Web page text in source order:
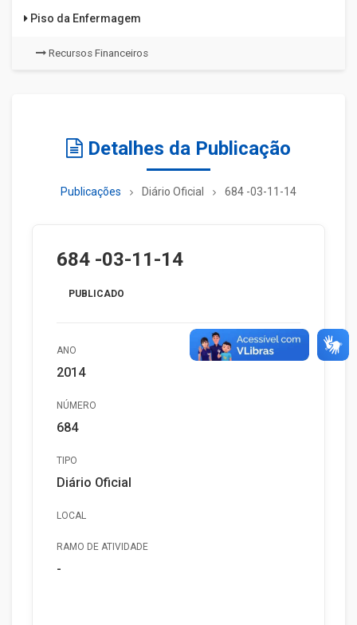
Piso da Enfermagem
Recursos Financeiros
Detalhes da Publicação
Publicações Diário Oficial 684 -03-11-14
684 -03-11-14
PUBLICADO
ANO
2014
NÚMERO
684
TIPO
Diário Oficial
LOCAL
RAMO DE ATIVIDADE
-